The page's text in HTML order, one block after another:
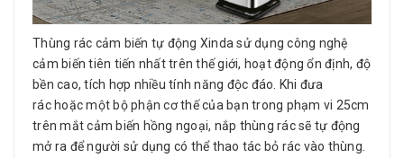
Thùng rác cảm biến tự động Xinda sử dụng công nghệ
cảm biến tiên tiến nhất trên thế giới, hoạt động ổn định, độ
bền cao, tích hợp nhiều tính năng độc đáo. Khi đưa
rác hoặc một bộ phận cơ thế của bạn trong phạm vi 25cm
trên mắt cảm biến hồng ngoại, nắp thùng rác sẽ tự động
mở ra để người sử dụng có thể thao tác bỏ rác vào thùng.